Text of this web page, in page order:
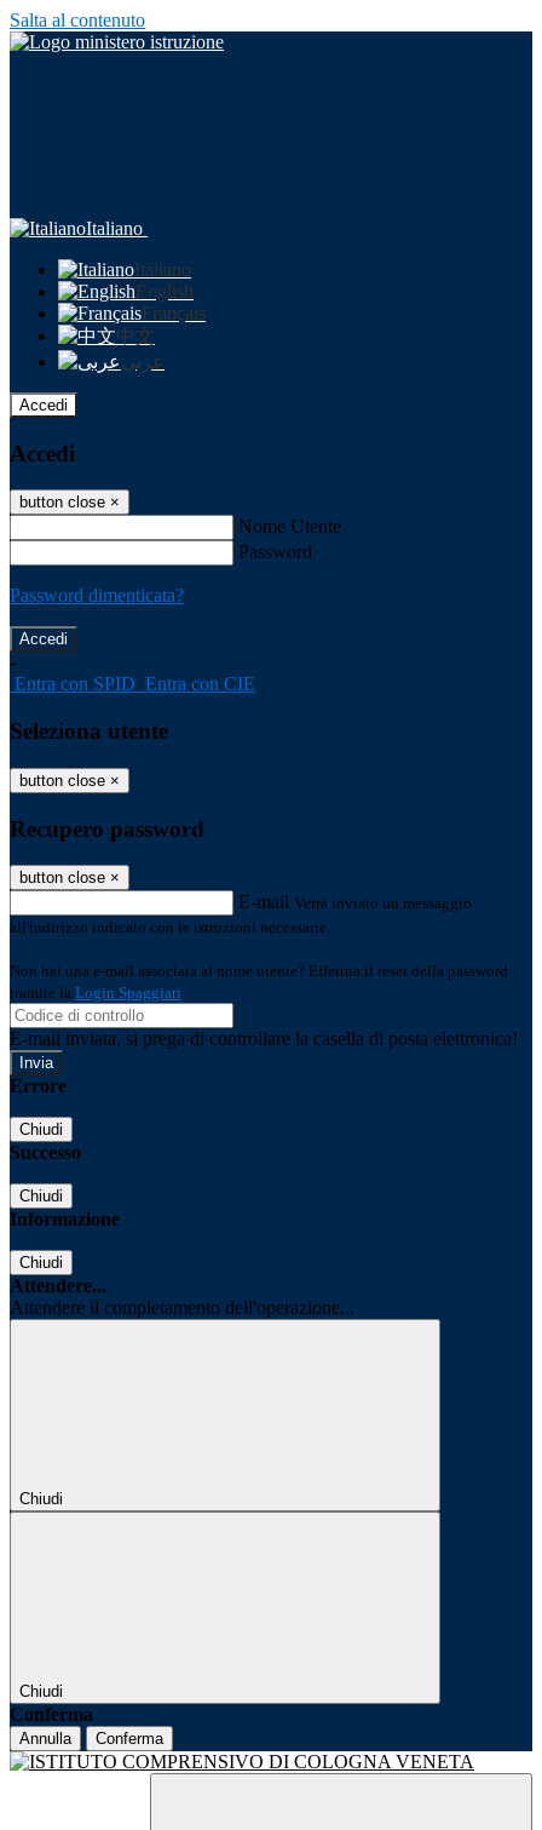
Salta al contenuto
Italiano
Italiano
English
Français
中文
عربى
Accedi
Accedi
button close ×
Nome Utente
Password
Password dimenticata?
-
Entra con SPID Entra con CIE
Seleziona utente
button close ×
Recupero password
button close ×
E-mail Verrà inviato un messaggio
all'indirizzo indicato con le istruzioni necessarie.
Non hai una e-mail associata al nome utente? Effettua il reset della password
tramite la Login Spaggiari
E-mail inviata, si prega di controllare la casella di posta elettronica!
Errore
Chiudi
Successo
Chiudi
Informazione
Chiudi
Attendere...
Attendere il completamento dell'operazione...
Chiudi
Chiudi
Conferma
Annulla Conferma